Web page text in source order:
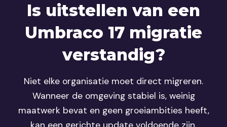
Is uitstellen van een
Umbraco 17 migratie
verstandig?
Niet elke organisatie moet direct migreren.
Wanneer de omgeving stabiel is, weinig
maatwerk bevat en geen groeiambities heeft,